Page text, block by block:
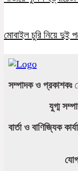
মোবাইল চুরি নিয়ে দুই
সম্পাদক ও প্রকাশকঃ
যুগ্ম
বার্তা ও বাণিজ্যিক